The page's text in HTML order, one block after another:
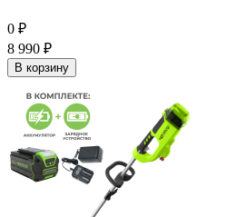
0 ₽
8 990 ₽
В корзину